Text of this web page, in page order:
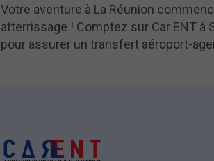
Votre aventure à La Réunion
atterrissage ! Comptez sur Car ENT à
pour assurer un transfert aéroport-